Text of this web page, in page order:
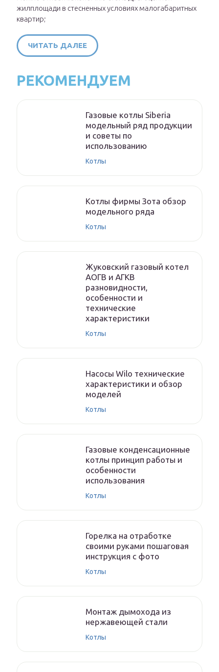
жилплощади в стесненных условиях малогабаритных
квартир;
ЧИТАТЬ ДАЛЕЕ
РЕКОМЕНДУЕМ
Газовые котлы Siberia
модельный ряд продукции
и советы по
использованию
Котлы
Котлы фирмы Зота обзор
модельного ряда
Котлы
Жуковский газовый котел
АОГВ и АГКВ
разновидности,
особенности и
технические
характеристики
Котлы
Насосы Wilo технические
характеристики и обзор
моделей
Котлы
Газовые конденсационные
котлы принцип работы и
особенности
использования
Котлы
Горелка на отработке
своими руками пошаговая
инструкция с фото
Котлы
Монтаж дымохода из
нержавеющей стали
Котлы